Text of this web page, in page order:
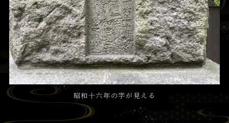
昭和十六年の字が見える